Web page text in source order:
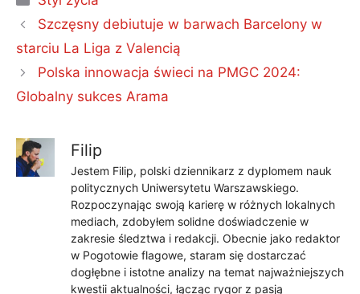
Szczęsny debiutuje w barwach Barcelony w
starciu La Liga z Valencią
Polska innowacja świeci na PMGC 2024:
Globalny sukces Arama
Filip
Jestem Filip, polski dziennikarz z dyplomem nauk
politycznych Uniwersytetu Warszawskiego.
Rozpoczynając swoją karierę w różnych lokalnych
mediach, zdobyłem solidne doświadczenie w
zakresie śledztwa i redakcji. Obecnie jako redaktor
w Pogotowie flagowe, staram się dostarczać
dogłębne i istotne analizy na temat najważniejszych
kwestii aktualności, łącząc rygor z pasją